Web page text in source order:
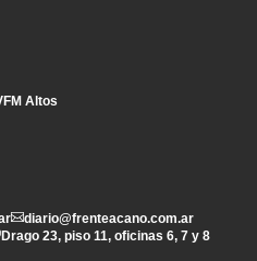
FM Altos
diario@frenteacano.com.ar
Drago 23, piso 11, oficinas 6, 7 y 8